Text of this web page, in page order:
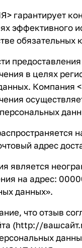
гарантирует
эффективного
обязательных
в целях
Компания
адрес
является
на адрес:
данных».
что отзыв
(http://